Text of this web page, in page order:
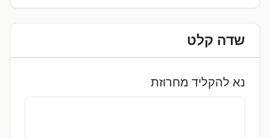
שדה קלט
נא להקליד מחרוזת